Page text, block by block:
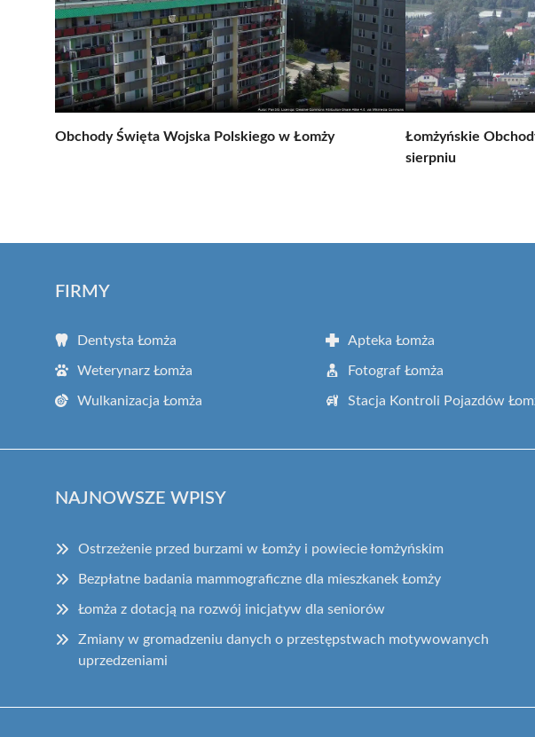
Obchody Święta Wojska Polskiego w Łomży
Łomżyńskie
sierpniu
FIRMY
Dentysta Łomża Apteka Łomża
Weterynarz Łomża Fotograf Łomża
Wulkanizacja Łomża Stacja Kontroli Pojazdów
NAJNOWSZE WPISY
Ostrzeżenie przed burzami w Łomży i powiecie łomżyńskim
Bezpłatne badania mammograficzne dla mieszkanek Łomży
Łomża z dotacją na rozwój inicjatyw dla seniorów
Zmiany w gromadzeniu danych o przestępstwach motywowanych
uprzedzeniami